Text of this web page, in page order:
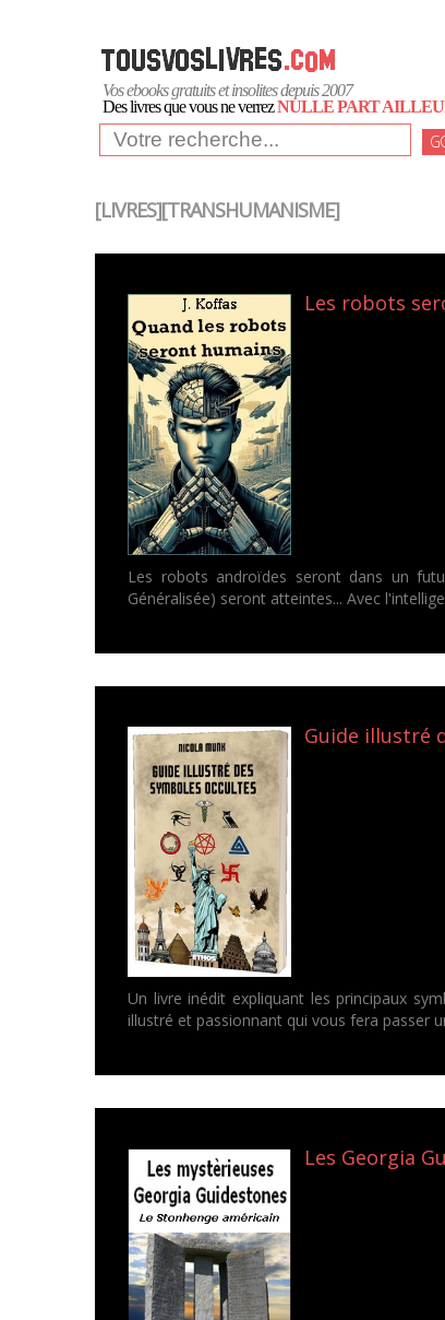
Vos ebooks gratuits et insolites depuis 2007
Des livres que vous ne verrezNULLE PART
[LIVRES][TRANSHUMANISME]
Les robots
Les robots androïdes seront dans un
Généralisée) seront atteintes... Avec
Guide illustré
Un livre inédit expliquant les principaux
illustré et passionnant qui vous fera passer
Les Georgia